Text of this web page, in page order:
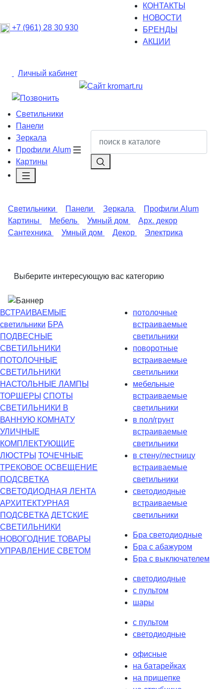
+7 (961) 28 30 930
КОНТАКТЫ
НОВОСТИ
БРЕНДЫ
АКЦИИ
Личный кабинет
Светильники
Панели
Зеркала
Профили Alum
Картины
Светильники Панели Зеркала
Профили Alum
Картины
Мебель Умный дом
Арх. декор
Сантехника
Умный дом Декор Электрика
Выберите интересующую вас категорию
ВСТРАИВАЕМЫЕ
светильники БРА
ПОДВЕСНЫЕ
СВЕТИЛЬНИКИ
ПОТОЛОЧНЫЕ
СВЕТИЛЬНИКИ
НАСТОЛЬНЫЕ ЛАМПЫ
ТОРШЕРЫ СПОТЫ
СВЕТИЛЬНИКИ В
ВАННУЮ КОМНАТУ
УЛИЧНЫЕ
КОМПЛЕКТУЮЩИЕ
ЛЮСТРЫ ТОЧЕЧНЫЕ
ТРЕКОВОЕ ОСВЕЩЕНИЕ
ПОДСВЕТКА
СВЕТОДИОДНАЯ ЛЕНТА
АРХИТЕКТУРНАЯ
ПОДСВЕТКА ДЕТСКИЕ
СВЕТИЛЬНИКИ
НОВОГОДНИЕ ТОВАРЫ
УПРАВЛЕНИЕ СВЕТОМ
потолочные
встраиваемые
светильники
поворотные
встраиваемые
светильники
мебельные
встраиваемые
светильники
в пол/грунт
встраиваемые
светильники
в стену/лестницу
встраиваемые
светильники
светодиодные
встраиваемые
светильники
Бра светодиодные
Бра с абажуром
Бра с выключателем
светодиодные
с пультом
шары
с пультом
светодиодные
офисные
на батарейках
на прищепке